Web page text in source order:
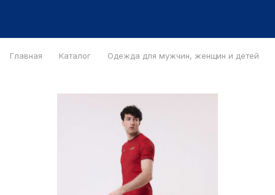
Главная Каталог Одежда для мужчин, женщин и детей